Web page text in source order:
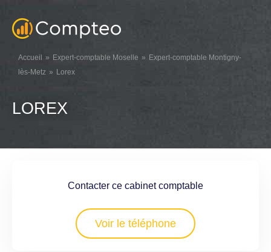
Accueil Expert-comptable Moselle
Expert-comptable Montigny-
lès-Metz
Lorex
LOREX
Contacter ce cabinet comptable
Voir le téléphone